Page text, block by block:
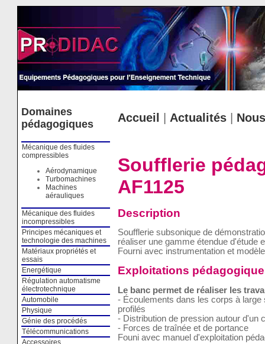
Domaines
pédagogiques
Mécanique des fluides
compressibles
Aérodynamique
Turbomachines
Machines
aérauliques
Mécanique des fluides
incompressibles
Principes mécaniques et
technologie des machines
Matériaux propriétés et
essais
Energétique
Régulation automatisme
électrotechnique
Automobile
Physique
Génie des procédés
Télécommunications
Accessoires
Accueil Actualités|
Soufflerie
AF1125
Description
Soufflerie subsonique de
réaliser une gamme étendue d'étude
Fourni avec instrumentation et
Exploitations
Le banc permet de réaliser les
- Écoulements dans les corps à
profilés
- Distribution de pression autour d'un
- Forces de traînée et de portance
Founi avec manuel d'exploitation
Cookies management panel